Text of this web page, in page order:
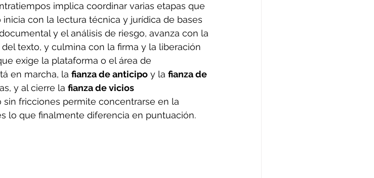
implica coordinar varias etapas que
con la lectura técnica y jurídica de bases
y el análisis de riesgo, avanza con la
texto, y culmina con la firma y la liberación
exige la plataforma o el área de
en marcha, la fianza de anticipo y la fianza de
y al cierre la fianza de vicios
sin fricciones permite concentrarse en la
lo que finalmente diferencia en puntuación.